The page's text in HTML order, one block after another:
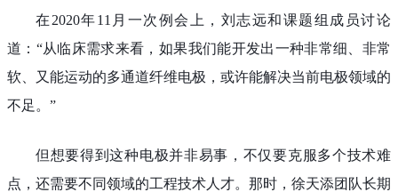
在2020年11月一次例会上，刘志远和课题组成员讨论
道：“从临床需求来看，如果我们能开发出一种非常细、非常
软、又能运动的多通道纤维电极，或许能解决当前电极领域的
不足。”
但想要得到这种电极并非易事，不仅要克服多个技术难
点，还需要不同领域的工程技术人才。那时，徐天添团队长期